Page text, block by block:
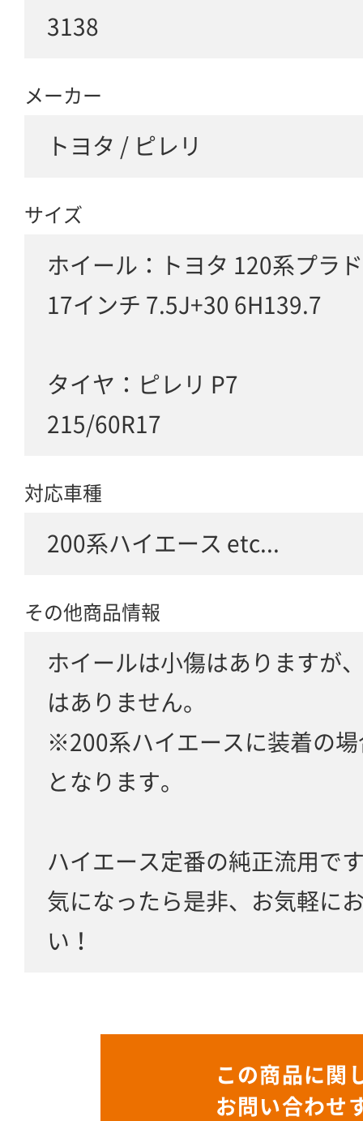
3138
メーカー
トヨタ / ピレリ
サイズ
ホイール：トヨタ 120系プラ
17インチ 7.5J+30 6H139.7
タイヤ：ピレリ P7
215/60R17
対応車種
200系ハイエース etc...
その他商品情報
ホイールは小傷はありますが
はありません。
※200系ハイエースに装着の
となります。
ハイエース定番の純正流用で
気になったら是非、お気軽に
い！
この商品に関
お問い合わせ